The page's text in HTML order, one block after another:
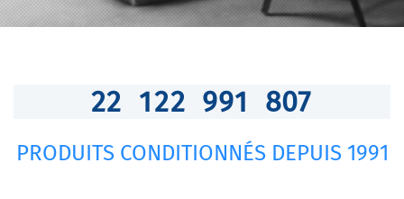
22 122 991 835
PRODUITS CONDITIONNÉS DEPUIS 1991